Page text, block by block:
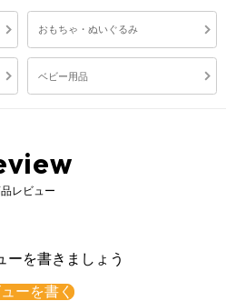
おもちゃ・ぬいぐるみ
ベビー用品
レビュー
ーを書きましょう
ーを書く